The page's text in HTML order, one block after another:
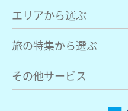
エリアから選ぶ
旅の特集から選ぶ
その他サービス